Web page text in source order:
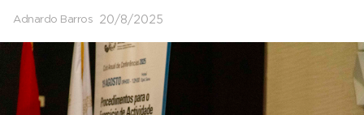
Adnardo Barros 20/8/2025